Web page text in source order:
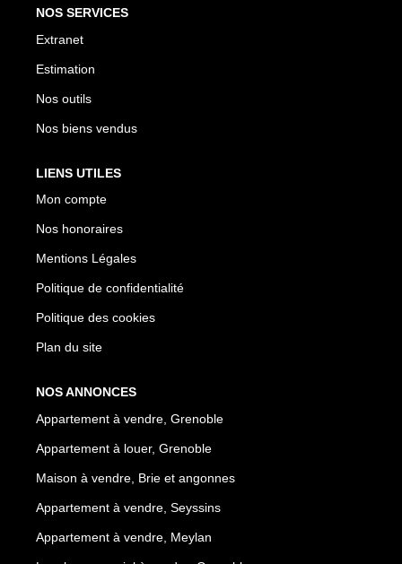
NOS SERVICES
Extranet
Estimation
Nos outils
Nos biens vendus
LIENS UTILES
Mon compte
Nos honoraires
Mentions Légales
Politique de confidentialité
Politique des cookies
Plan du site
NOS ANNONCES
Appartement à vendre, Grenoble
Appartement à louer, Grenoble
Maison à vendre, Brie et angonnes
Appartement à vendre, Seyssins
Appartement à vendre, Meylan